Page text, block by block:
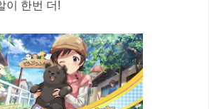
이 한번 더!